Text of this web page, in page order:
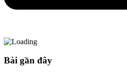
Bài gần đây